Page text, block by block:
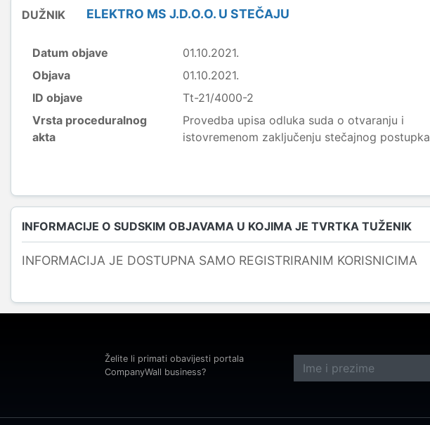
DUŽNIK ELEKTRO MS J.D.O.O. U STEČAJU
Datum objave
01.10.2021.
Objava
01.10.2021.
ID objave
Tt-21/4000-2
Vrsta proceduralnog
akta
Provedba upisa odluka suda o otvaranju i
istovremenom zaključenju stečajnog postupka
INFORMACIJE O SUDSKIM OBJAVAMA U KOJIMA JE TVRTKA TUŽENIK
INFORMACIJA JE DOSTUPNA SAMO REGISTRIRANIM KORISNICIMA
Želite li primati obavijesti portala
CompanyWall business?